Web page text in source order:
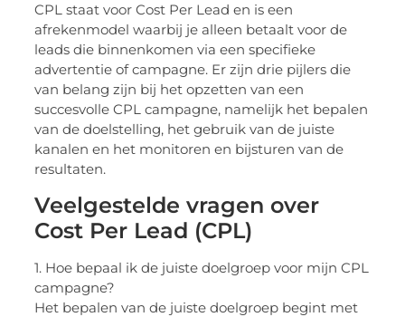
CPL staat voor Cost Per Lead en is een
afrekenmodel waarbij je alleen betaalt voor de
leads die binnenkomen via een specifieke
advertentie of campagne. Er zijn drie pijlers die
van belang zijn bij het opzetten van een
succesvolle CPL campagne, namelijk het bepalen
van de doelstelling, het gebruik van de juiste
kanalen en het monitoren en bijsturen van de
resultaten.
Veelgestelde vragen over
Cost Per Lead (CPL)
1. Hoe bepaal ik de juiste doelgroep voor mijn CPL
campagne?
Het bepalen van de juiste doelgroep begint met